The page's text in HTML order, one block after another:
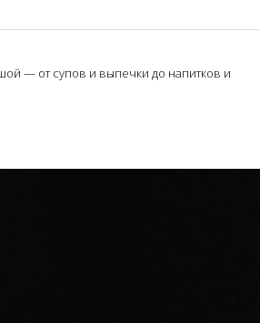
— от супов и выпечки до напитков и